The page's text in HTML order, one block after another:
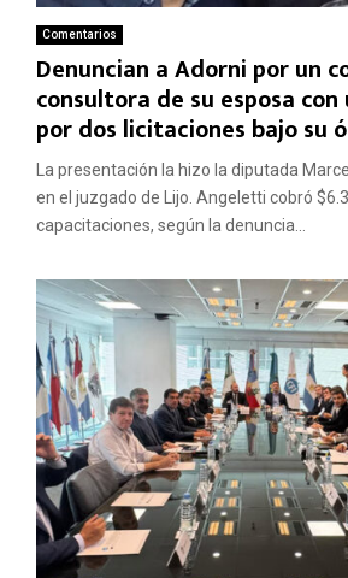
Comentarios
Denuncian a Adorni por un
consultora de su esposa
por dos licitaciones bajo su
La presentación la hizo la diputada
en el juzgado de Lijo. Angeletti cobró
capacitaciones, según la denuncia...